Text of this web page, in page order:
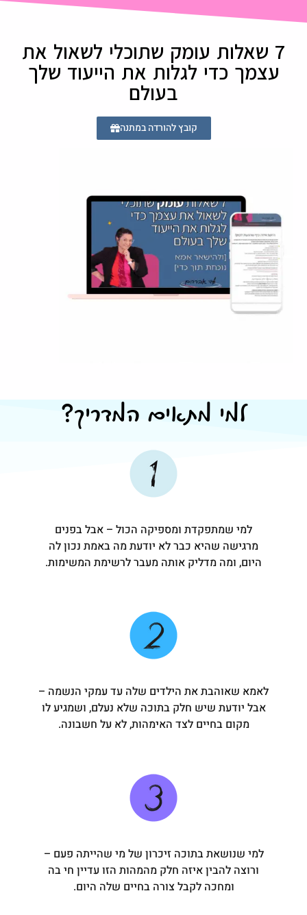
7 שאלות עומק שתוכלי לשאול את
עצמך כדי לגלות את הייעוד שלך
בעולם
קובץ להורדה במתנה
למי מתאים המדריך?
למי שמתפקדת ומספיקה הכול – אבל בפנים
מרגישה שהיא כבר לא יודעת מה באמת נכון לה
היום, ומה מדליק אותה מעבר לרשימת המשימות.
לאמא שאוהבת את הילדים שלה עד עמקי הנשמה –
אבל יודעת שיש חלק בתוכה שלא נעלם, ושמגיע לו
מקום בחיים לצד האימהות, לא על חשבונה.
למי שנושאת בתוכה זיכרון של מי שהייתה פעם –
ורוצה להבין איזה חלק מהמהות הזו עדיין חי בה
ומחכה לקבל צורה בחיים שלה היום.